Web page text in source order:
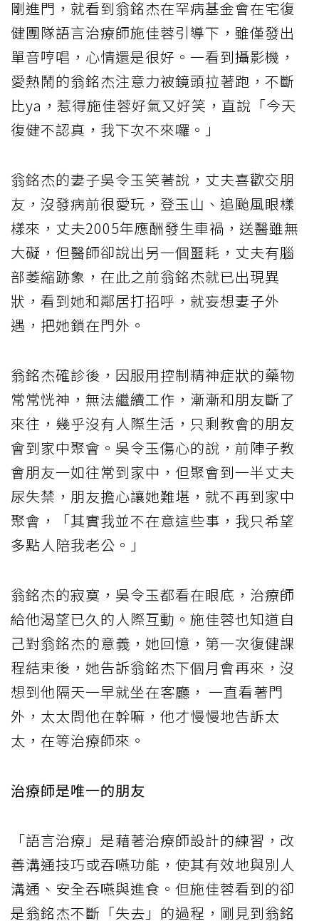
剛進門，就看到翁銘杰在罕病基金會在宅復
健團隊語言治療師施佳蓉引導下，雖僅發出
單音哼唱，心情還是很好。一看到攝影機，
愛熱鬧的翁銘杰注意力被鏡頭拉著跑，不斷
比ya，惹得施佳蓉好氣又好笑，直說「今天
復健不認真，我下次不來囉。」
翁銘杰的妻子吳令玉笑著說，丈夫喜歡交朋
友，沒發病前很愛玩，登玉山、追颱風眼樣
樣來，丈夫2005年應酬發生車禍，送醫雖無
大礙，但醫師卻說出另一個噩耗，丈夫有腦
部萎縮跡象，在此之前翁銘杰就已出現異
狀，看到她和鄰居打招呼，就妄想妻子外
遇，把她鎖在門外。
翁銘杰確診後，因服用控制精神症狀的藥物
常常恍神，無法繼續工作，漸漸和朋友斷了
來往，幾乎沒有人際生活，只剩教會的朋友
會到家中聚會。吳令玉傷心的說，前陣子教
會朋友一如往常到家中，但聚會到一半丈夫
尿失禁，朋友擔心讓她難堪，就不再到家中
聚會，「其實我並不在意這些事，我只希望
多點人陪我老公。」
翁銘杰的寂寞，吳令玉都看在眼底，治療師
給他渴望已久的人際互動。施佳蓉也知道自
己對翁銘杰的意義，她回憶，第一次復健課
程結束後，她告訴翁銘杰下個月會再來，沒
想到他隔天一早就坐在客廳， 一直看著門
外，太太問他在幹嘛，他才慢慢地告訴太
太，在等治療師來。
治療師是唯一的朋友
「語言治療」是藉著治療師設計的練習，改
善溝通技巧或吞嚥功能，使其有效地與別人
溝通、安全吞嚥與進食。但施佳蓉看到的卻
是翁銘杰不斷「失去」的過程，剛見到翁銘